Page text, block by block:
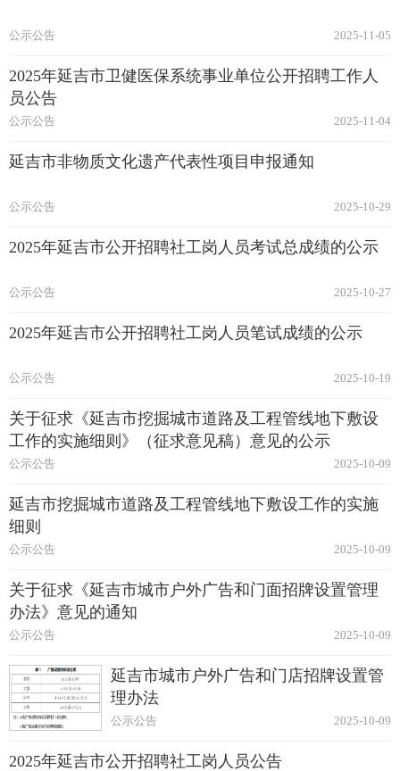
2025-11-05
公示公告
2025年延吉市卫健医保系统事业单位公开招聘工作人
员公告
2025-11-04
公示公告
延吉市非物质文化遗产代表性项目申报通知
2025-10-29
公示公告
2025年延吉市公开招聘社工岗人员考试总成绩的公示
2025-10-27
公示公告
2025年延吉市公开招聘社工岗人员笔试成绩的公示
2025-10-19
公示公告
关于征求《延吉市挖掘城市道路及工程管线地下敷设
工作的实施细则》（征求意见稿）意见的公示
2025-10-09
公示公告
延吉市挖掘城市道路及工程管线地下敷设工作的实施
细则
2025-10-09
公示公告
关于征求《延吉市城市户外广告和门面招牌设置管理
办法》意见的通知
2025-10-09
公示公告
延吉市城市户外广告和门店招牌设置管
理办法
2025-10-09
公示公告
2025年延吉市公开招聘社工岗人员公告